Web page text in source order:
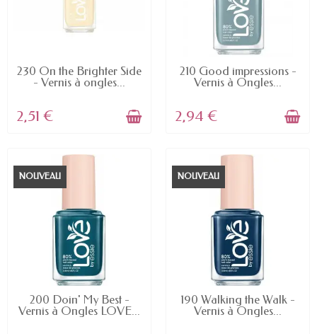
EN STOCK
230 On the Brighter Side
- Vernis à ongles...
2,51 €
EN STOCK
210 Good impressions -
Vernis à Ongles...
2,94 €
NOUVEAU
EN STOCK
200 Doin' My Best -
Vernis à Ongles LOVE...
NOUVEAU
EN STOCK
190 Walking the Walk -
Vernis à Ongles...